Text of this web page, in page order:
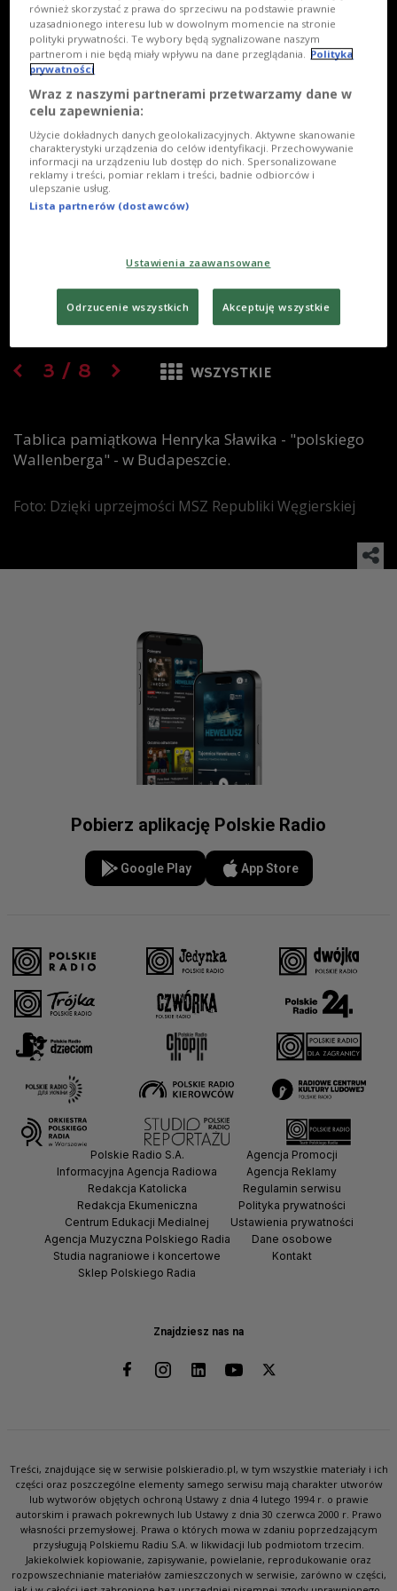
3 / 8 WSZYSTKIE
Tablica pamiątkowa Henryka Sławika - "polskiego
Wallenberga" - w Budapeszcie.
Foto: Dzięki uprzejmości MSZ Republiki Węgierskiej
Pobierz aplikację Polskie Radio
Google Play App Store
Znajdziesz nas na
Polskie Radio S.A.
Informacyjna Agencja Radiowa
Redakcja Katolicka
Redakcja Ekumeniczna
Centrum Edukacji Medialnej
Agencja Muzyczna Polskiego Radia
Studia nagraniowe i koncertowe
Sklep Polskiego Radia
Agencja Promocji
Agencja Reklamy
Regulamin serwisu
Polityka prywatności
Ustawienia prywatności
Dane osobowe
Kontakt
Treści, znajdujące się w serwisie polskieradio.pl, w tym wszystkie materiały i ich
części oraz poszczególne elementy samego serwisu mają charakter utworów
lub wytworów objętych ochroną Ustawy z dnia 4 lutego 1994 r. o prawie
autorskim i prawach pokrewnych lub Ustawy z dnia 30 czerwca 2000 r. Prawo
własności przemysłowej. Prawa o których mowa w zdaniu poprzedzającym
przysługują Polskiemu Radiu S.A. w likwidacji lub podmiotom trzecim.
Jakiekolwiek kopiowanie, zapisywanie, powielanie, reprodukowanie oraz
rozpowszechnianie materiałów zamieszczonych w serwisie, zarówno w części,
również skorzystać z prawa do sprzeciwu na podstawie prawnie
uzasadnionego interesu lub w dowolnym momencie na stronie
polityki prywatności. Te wybory będą sygnalizowane naszym
partnerom i nie będą miały wpływu na dane przeglądania. Polityka
prywatności
Wraz z naszymi partnerami przetwarzamy dane w
celu zapewnienia:
Użycie dokładnych danych geolokalizacyjnych. Aktywne skanowanie
charakterystyki urządzenia do celów identyfikacji. Przechowywanie
informacji na urządzeniu lub dostęp do nich. Spersonalizowane
reklamy i treści, pomiar reklam i treści, badnie odbiorców i
ulepszanie usług.
Lista partnerów (dostawców)
Ustawienia zaawansowane
Odrzucenie wszystkich Akceptuję wszystkie